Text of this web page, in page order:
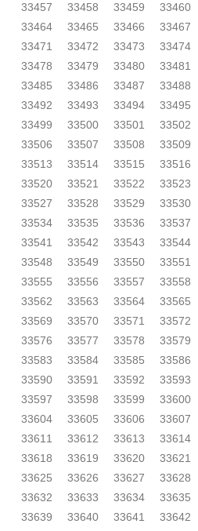
33457
33458 33459 33460
33464
33465 33466 33467
33471
33472 33473 33474
33478
33479 33480 33481
33485
33486 33487 33488
33492
33493 33494 33495
33499
33500 33501 33502
33506
33507 33508 33509
33513
33514 33515 33516
33520
33521 33522 33523
33527
33528 33529 33530
33534
33535 33536 33537
33541
33542 33543 33544
33548
33549 33550 33551
33555
33556 33557 33558
33562
33563 33564 33565
33569
33570 33571 33572
33576
33577 33578 33579
33583
33584 33585 33586
33590
33591 33592 33593
33597
33598 33599 33600
33604
33605 33606 33607
33611
33612 33613 33614
33618
33619 33620 33621
33625
33626 33627 33628
33632
33633 33634 33635
33639
33640 33641 33642